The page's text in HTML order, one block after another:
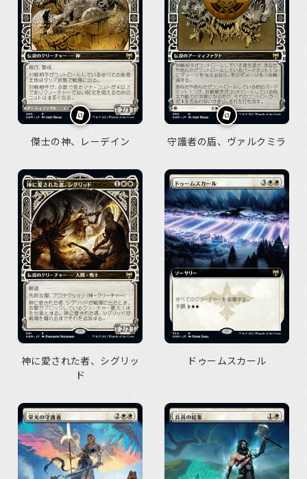
傑士の神、レーデイン 守護者の盾、ヴァルクミラ
神に愛された者、シグリッ
ド
ドゥームスカール